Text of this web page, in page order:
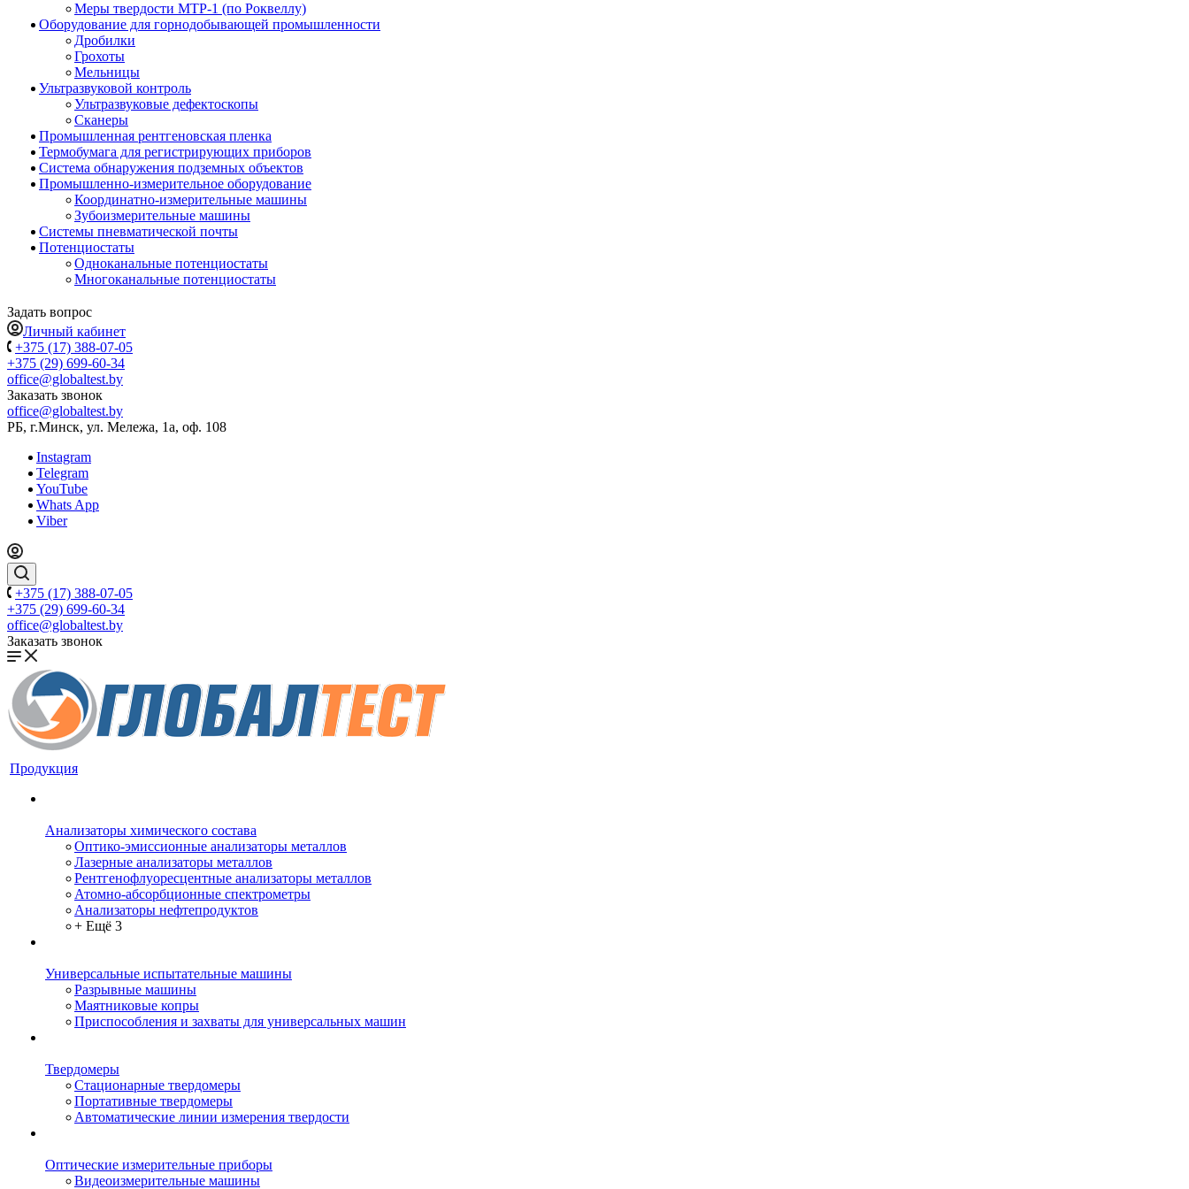
Меры твердости МТР-1 (по Роквеллу)
Оборудование для горнодобывающей промышленности
Дробилки
Грохоты
Мельницы
Ультразвуковой контроль
Ультразвуковые дефектоскопы
Сканеры
Промышленная рентгеновская пленка
Термобумага для регистрирующих приборов
Система обнаружения подземных объектов
Промышленно-измерительное оборудование
Координатно-измерительные машины
Зубоизмерительные машины
Системы пневматической почты
Потенциостаты
Одноканальные потенциостаты
Многоканальные потенциостаты
Задать вопрос
Личный кабинет
+375 (17) 388-07-05
+375 (29) 699-60-34
office@globaltest.by
Заказать звонок
office@globaltest.by
РБ, г.Минск, ул. Мележа, 1а, оф. 108
Instagram
Telegram
YouTube
Whats App
Viber
+375 (17) 388-07-05
+375 (29) 699-60-34
office@globaltest.by
Заказать звонок
Продукция
Анализаторы химического состава
Оптико-эмиссионные анализаторы металлов
Лазерные анализаторы металлов
Рентгенофлуоресцентные анализаторы металлов
Атомно-абсорбционные спектрометры
Анализаторы нефтепродуктов
+ Ещё 3
Универсальные испытательные машины
Разрывные машины
Маятниковые копры
Приспособления и захваты для универсальных машин
Твердомеры
Стационарные твердомеры
Портативные твердомеры
Автоматические линии измерения твердости
Оптические измерительные приборы
Видеоизмерительные машины